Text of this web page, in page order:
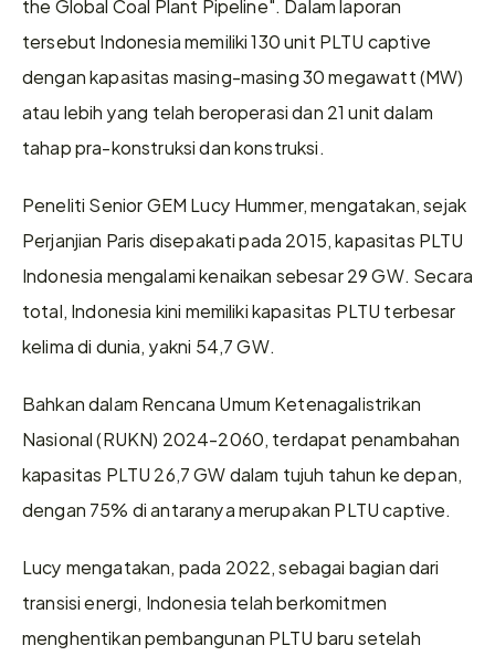
tersebut Indonesia memiliki 130 unit PLTU captive
dengan kapasitas masing-masing 30 megawatt (MW)
atau lebih yang telah beroperasi dan 21 unit dalam
tahap pra-konstruksi dan konstruksi.
Peneliti Senior GEM Lucy Hummer, mengatakan, sejak
Perjanjian Paris disepakati pada 2015, kapasitas PLTU
Indonesia mengalami kenaikan sebesar 29 GW. Secara
total, Indonesia kini memiliki kapasitas PLTU terbesar
kelima di dunia, yakni 54,7 GW.
Bahkan dalam Rencana Umum Ketenagalistrikan
Nasional (RUKN) 2024-2060, terdapat penambahan
kapasitas PLTU 26,7 GW dalam tujuh tahun ke depan,
dengan 75% di antaranya merupakan PLTU captive.
Lucy mengatakan, pada 2022, sebagai bagian dari
transisi energi, Indonesia telah berkomitmen
menghentikan pembangunan PLTU baru setelah